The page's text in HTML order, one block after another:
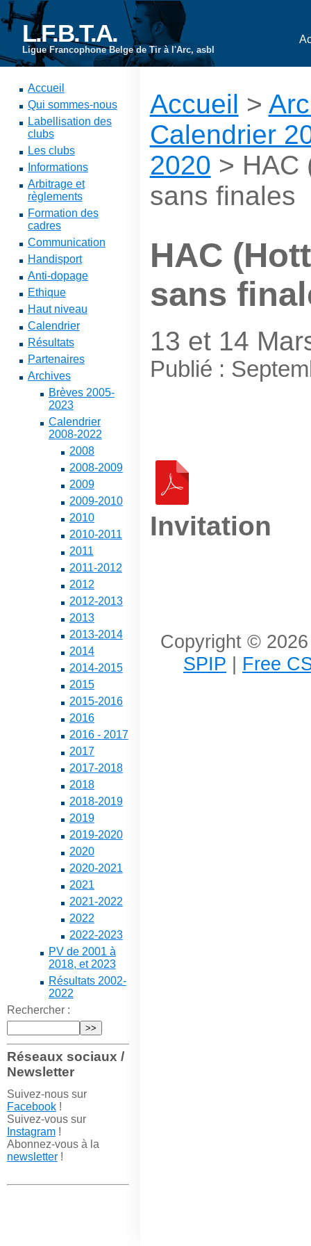
L.F.B.T.A.
Ligue Francophone Belge de Tir à l'Arc, asbl
Accueil
Qui sommes-nous
Labellisation des
clubs
Les clubs
Informations
Arbitrage et
règlements
Formation des
cadres
Communication
Handisport
Anti-dopage
Ethique
Haut niveau
Calendrier
Résultats
Partenaires
Archives
Brèves 2005-
2023
Calendrier
2008-2022
2008
2008-2009
2009
2009-2010
2010
2010-2011
2011
2011-2012
2012
2012-2013
2013
2013-2014
2014
2014-2015
2015
2015-2016
2016
2016 - 2017
2017
2017-2018
2018
2018-2019
2019
2019-2020
2020
2020-2021
2021
2021-2022
2022
2022-2023
PV de 2001 à
2018, et 2023
Résultats 2002-
2022
Rechercher :
Réseaux sociaux /
Newsletter
Suivez-nous sur
Facebook!
Suivez-vous sur
Instagram!
Abonnez-vous à la
newsletter!
Accueil >
Calendrier
2020 > HAC
sans finales
HAC
sans
13 et 14
Publié :
Invitation
Copyright ©
SPIP | Free